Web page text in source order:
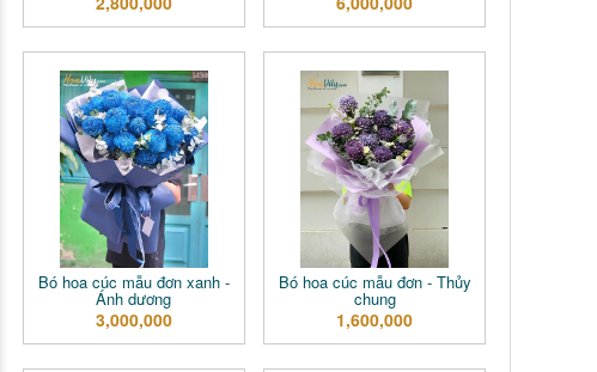
Bó hoa cúc mẫu đơn xanh -
Ánh dương
3,000,000
Bó hoa cúc mẫu đơn - Thủy
chung
1,600,000